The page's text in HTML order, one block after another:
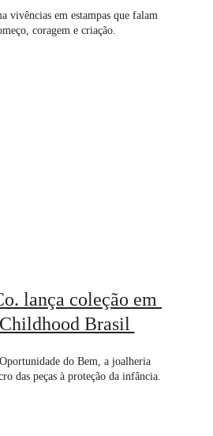
lança coleção em
Brasil
vivências em estampas que falam
coragem e criação.
do Bem, a joalheria
das peças à proteção da infância.